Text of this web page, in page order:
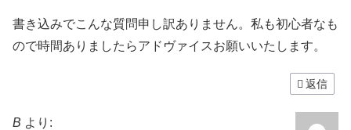
書き込みでこんな質問申し訳ありません。私も初心者なも
ので時間ありましたらアドヴァイスお願いいたします。
返信
B より: